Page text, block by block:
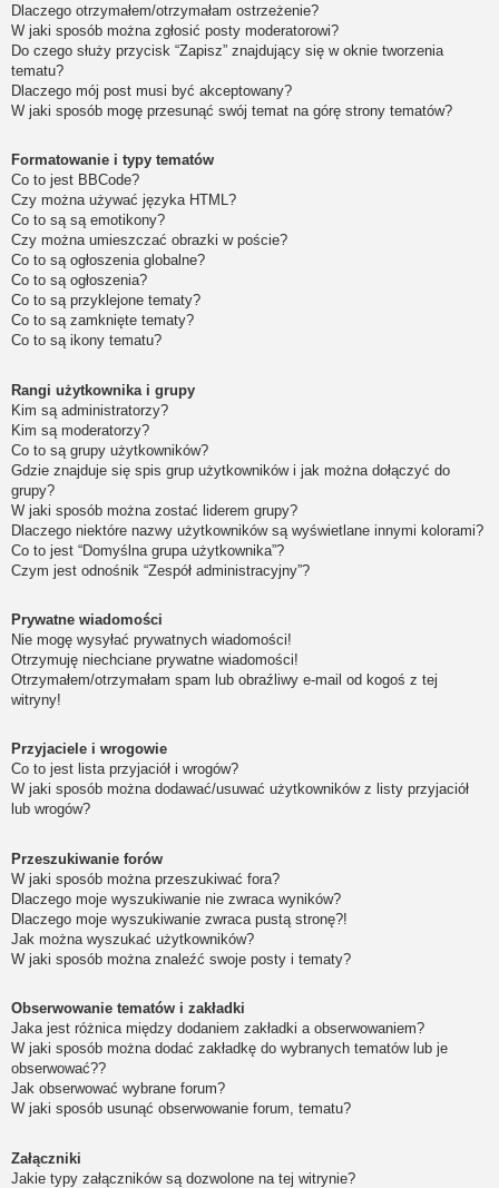
Dlaczego otrzymałem/otrzymałam ostrzeżenie?
W jaki sposób można zgłosić posty moderatorowi?
Do czego służy przycisk “Zapisz” znajdujący się w oknie tworzenia
tematu?
Dlaczego mój post musi być akceptowany?
W jaki sposób mogę przesunąć swój temat na górę strony tematów?
Formatowanie i typy tematów
Co to jest BBCode?
Czy można używać języka HTML?
Co to są są emotikony?
Czy można umieszczać obrazki w poście?
Co to są ogłoszenia globalne?
Co to są ogłoszenia?
Co to są przyklejone tematy?
Co to są zamknięte tematy?
Co to są ikony tematu?
Rangi użytkownika i grupy
Kim są administratorzy?
Kim są moderatorzy?
Co to są grupy użytkowników?
Gdzie znajduje się spis grup użytkowników i jak można dołączyć do
grupy?
W jaki sposób można zostać liderem grupy?
Dlaczego niektóre nazwy użytkowników są wyświetlane innymi kolorami?
Co to jest “Domyślna grupa użytkownika”?
Czym jest odnośnik “Zespół administracyjny”?
Prywatne wiadomości
Nie mogę wysyłać prywatnych wiadomości!
Otrzymuję niechciane prywatne wiadomości!
Otrzymałem/otrzymałam spam lub obraźliwy e-mail od kogoś z tej
witryny!
Przyjaciele i wrogowie
Co to jest lista przyjaciół i wrogów?
W jaki sposób można dodawać/usuwać użytkowników z listy przyjaciół
lub wrogów?
Przeszukiwanie forów
W jaki sposób można przeszukiwać fora?
Dlaczego moje wyszukiwanie nie zwraca wyników?
Dlaczego moje wyszukiwanie zwraca pustą stronę?!
Jak można wyszukać użytkowników?
W jaki sposób można znaleźć swoje posty i tematy?
Obserwowanie tematów i zakładki
Jaka jest różnica między dodaniem zakładki a obserwowaniem?
W jaki sposób można dodać zakładkę do wybranych tematów lub je
obserwować??
Jak obserwować wybrane forum?
W jaki sposób usunąć obserwowanie forum, tematu?
Załączniki
Jakie typy załączników są dozwolone na tej witrynie?